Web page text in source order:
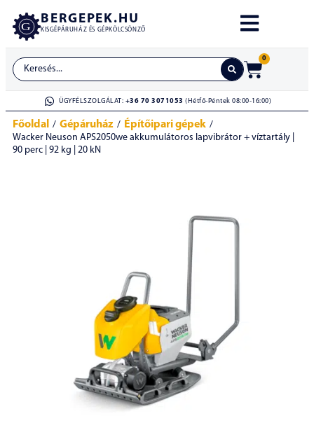
BERGEPEK.HU
KISGÉPÁRUHÁZ ÉS GÉPKÖLCSÖNZŐ
0
ÜGYFÉLSZOLGÁLAT: +36 70 3071053 (Hétfő-Péntek 08:00-16:00)
Főoldal / Gépáruház / Építőipari gépek /
Wacker Neuson APS2050we akkumulátoros lapvibrátor + víztartály |
90 perc | 92 kg | 20 kN